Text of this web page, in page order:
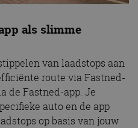
als slimme
van laadstops aan
route via Fastned-
de Fastned-app. Je
auto en de app
op basis van jouw